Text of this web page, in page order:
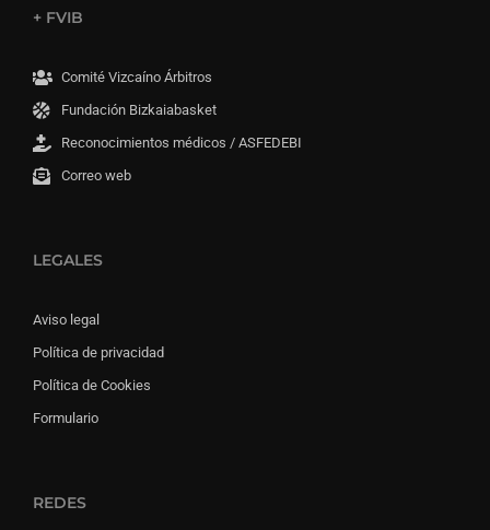
+ FVIB
Comité Vizcaíno Árbitros
Fundación Bizkaiabasket
Reconocimientos médicos / ASFEDEBI
Correo web
LEGALES
Aviso legal
Política de privacidad
Política de Cookies
Formulario
REDES